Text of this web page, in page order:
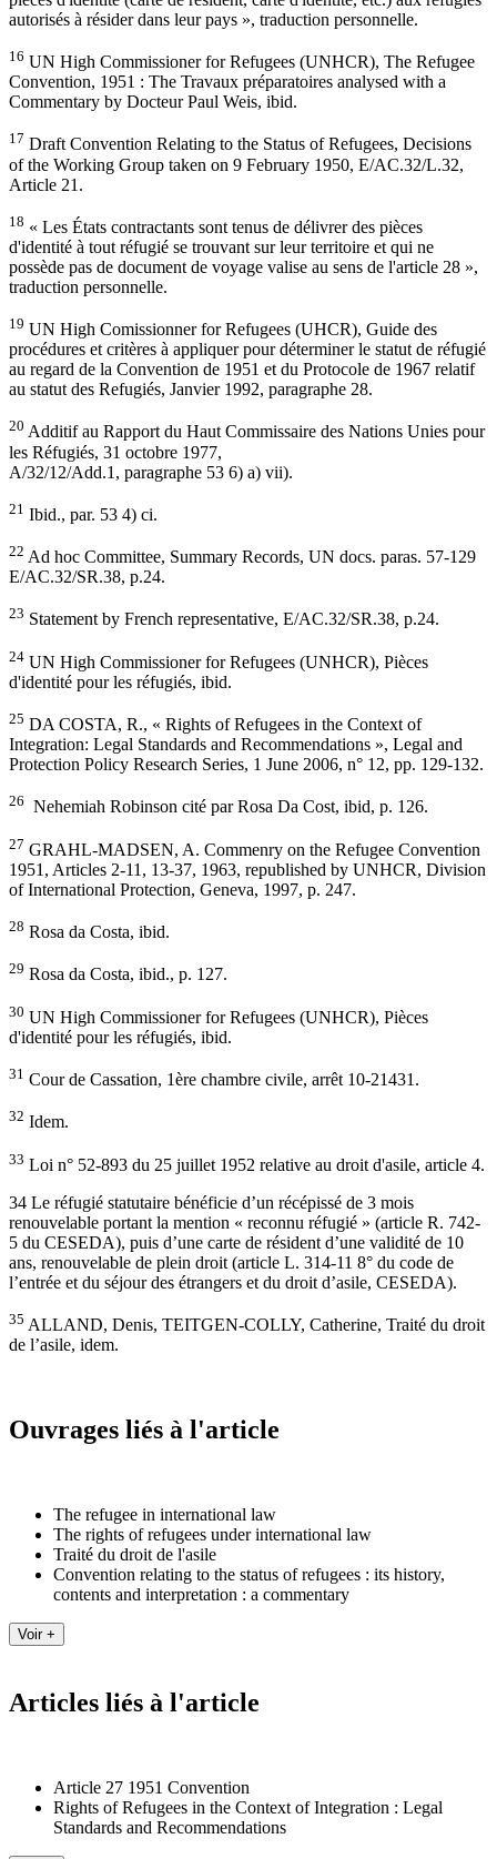
autorisés à résider dans leur pays », traduction personnelle.
16 UN High Commissioner for Refugees (UNHCR), The Refugee
Convention, 1951 : The Travaux préparatoires analysed with a
Commentary by Docteur Paul Weis, ibid.
17 Draft Convention Relating to the Status of Refugees, Decisions
of the Working Group taken on 9 February 1950, E/AC.32/L.32,
Article 21.
18 « Les États contractants sont tenus de délivrer des pièces
d'identité à tout réfugié se trouvant sur leur territoire et qui ne
possède pas de document de voyage valise au sens de l'article 28 »,
traduction personnelle.
19 UN High Comissionner for Refugees (UHCR), Guide des
procédures et critères à appliquer pour déterminer le statut de réfugié
au regard de la Convention de 1951 et du Protocole de 1967 relatif
au statut des Refugiés, Janvier 1992, paragraphe 28.
20 Additif au Rapport du Haut Commissaire des Nations Unies pour
les Réfugiés, 31 octobre 1977,
A/32/12/Add.1, paragraphe 53 6) a) vii).
21 Ibid., par. 53 4) ci.
22 Ad hoc Committee, Summary Records, UN docs. paras. 57-129
E/AC.32/SR.38, p.24.
23 Statement by French representative, E/AC.32/SR.38, p.24.
24 UN High Commissioner for Refugees (UNHCR), Pièces
d'identité pour les réfugiés, ibid.
25 DA COSTA, R., « Rights of Refugees in the Context of
Integration: Legal Standards and Recommendations », Legal and
Protection Policy Research Series, 1 June 2006, n° 12, pp. 129-132.
26 Nehemiah Robinson cité par Rosa Da Cost, ibid, p. 126.
27 GRAHL-MADSEN, A. Commenry on the Refugee Convention
1951, Articles 2-11, 13-37, 1963, republished by UNHCR, Division
of International Protection, Geneva, 1997, p. 247.
28 Rosa da Costa, ibid.
29 Rosa da Costa, ibid., p. 127.
30 UN High Commissioner for Refugees (UNHCR), Pièces
d'identité pour les réfugiés, ibid.
31 Cour de Cassation, 1ère chambre civile, arrêt 10-21431.
32 Idem.
33 Loi n° 52-893 du 25 juillet 1952 relative au droit d'asile, article 4.
34 Le réfugié statutaire bénéficie d’un récépissé de 3 mois
renouvelable portant la mention « reconnu réfugié » (article R. 742-
5 du CESEDA), puis d’une carte de résident d’une validité de 10
ans, renouvelable de plein droit (article L. 314-11 8° du code de
l’entrée et du séjour des étrangers et du droit d’asile, CESEDA).
35 ALLAND, Denis, TEITGEN-COLLY, Catherine, Traité du droit
de l’asile, idem.
Ouvrages liés à l'article
The refugee in international law
The rights of refugees under international law
Traité du droit de l'asile
Convention relating to the status of refugees : its history,
contents and interpretation : a commentary
Articles liés à l'article
Article 27 1951 Convention
Rights of Refugees in the Context of Integration : Legal
Standards and Recommendations